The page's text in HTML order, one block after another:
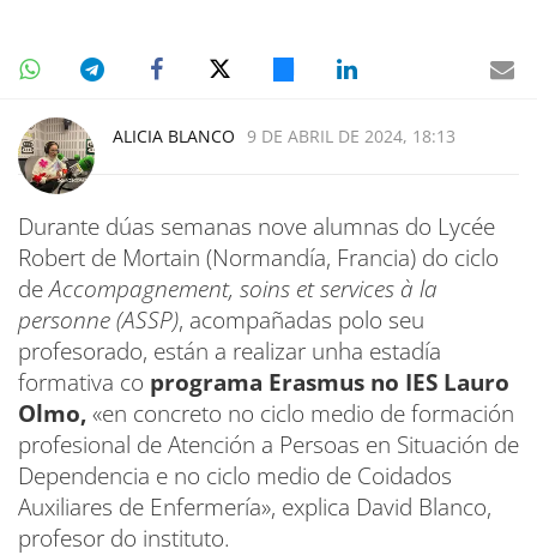
ALICIA BLANCO 9 DE ABRIL DE 2024, 18:13
Durante dúas semanas nove alumnas do Lycée
Robert de Mortain (Normandía, Francia) do ciclo
deAccompagnement, soins et services à la
personne (ASSP), acompañadas polo seu
profesorado, están a realizar unha estadía
formativa co programa Erasmus no IES Lauro
Olmo,«en concreto no ciclo medio de formación
profesional de Atención a Persoas en Situación de
Dependencia e no ciclo medio de Coidados
Auxiliares de Enfermería», explica David Blanco,
profesor do instituto.